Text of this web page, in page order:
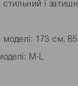
і
моделі: 173 см,
M-L